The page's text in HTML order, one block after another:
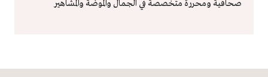
صحافية ومحررة متخصصة في الجمال والموضة والمشاهير